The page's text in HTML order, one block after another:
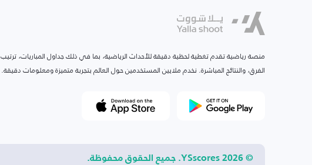
منصة رياضية تقدم تغطية لحظية دقيقة للأحداث الرياضية، بما في ذلك جداول المباريات، ترتيب
الفرق، والنتائج المباشرة. نخدم ملايين المستخدمين حول العالم بتجربة متميزة ومعلومات دقيقة.
© 2026 YSscores. جميع الحقوق محفوظة.